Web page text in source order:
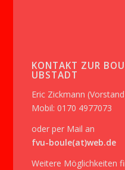
KONTAKT ZUR
UBSTADT
Eric Zickmann
Mobil: 0170 4977073
oder per Mail an
fvu-boule(at)web.de
Weitere Möglichkeiten